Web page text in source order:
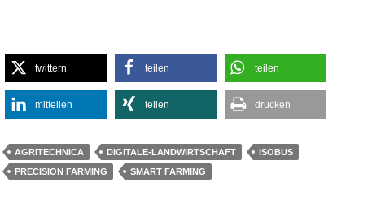
twittern teilen teilen
mitteilen teilen drucken
AGRITECHNICA DIGITALE-LANDWIRTSCHAFT
ISOBUS
PRECISION FARMING
SMART FARMING